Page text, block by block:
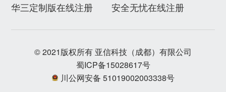
华三定制版在线注册
安全无忧在线注册
© 2021版权所有 亚信科技（成都）有限公司
蜀ICP备15028617号
川公网安备 51019002003338号